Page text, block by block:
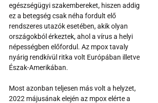
egészségügyi szakembereket, hiszen addig
ez a betegség csak néha fordult elő
rendszeres utazók esetében, akik olyan
országokból érkeztek, ahol a vírus a helyi
népességben előfordul. Az mpox tavaly
nyárig rendkívül ritka volt Európában illetve
Észak-Amerikában.
Most azonban teljesen más volt a helyzet,
2022 májusának elején az mpox elérte a